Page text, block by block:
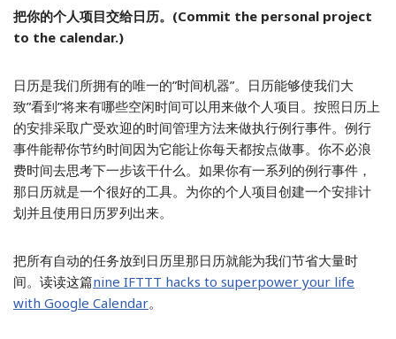
把你的个人项目交给日历。(Commit the personal project
to the calendar.)
日历是我们所拥有的唯一的”时间机器”。日历能够使我们大
致”看到”将来有哪些空闲时间可以用来做个人项目。按照日历上
的安排采取广受欢迎的时间管理方法来做执行例行事件。例行
事件能帮你节约时间因为它能让你每天都按点做事。你不必浪
费时间去思考下一步该干什么。如果你有一系列的例行事件，
那日历就是一个很好的工具。为你的个人项目创建一个安排计
划并且使用日历罗列出来。
把所有自动的任务放到日历里那日历就能为我们节省大量时
间。读读这篇nine IFTTT hacks to superpower your life
with Google Calendar。